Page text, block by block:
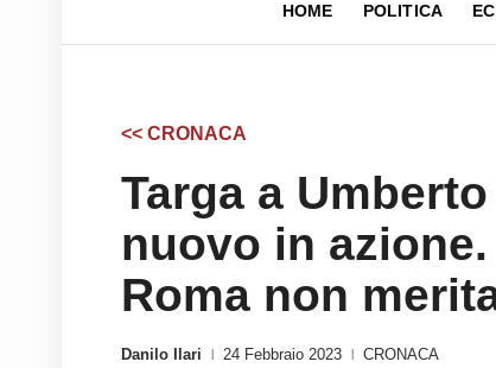
HOME POLITICA
<< CRONACA
Targa a
nuovo in
Roma non
Danilo Ilari 24 Febbraio 2023 CRONACA